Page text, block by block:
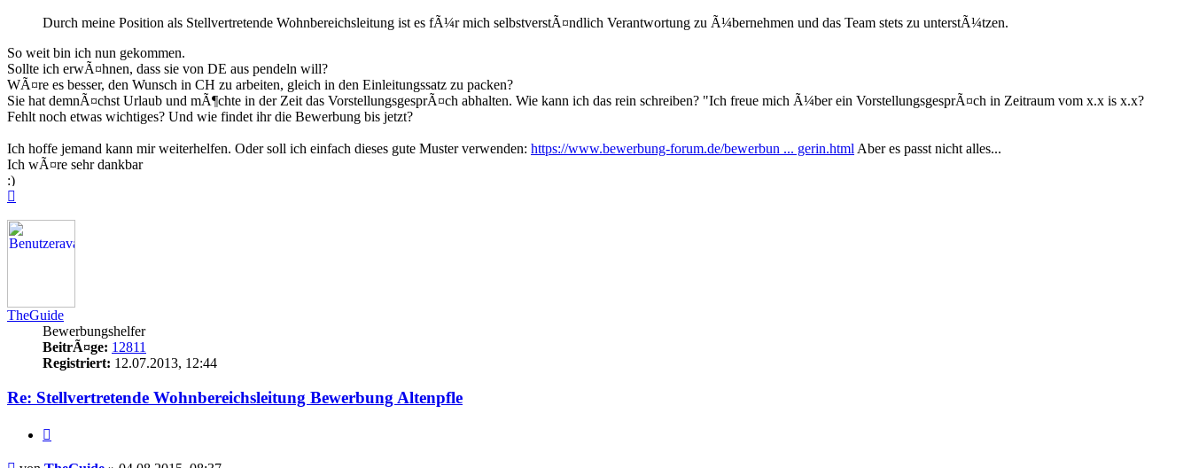
Durch meine Position als Stellvertretende Wohnbereichsleitung ist es fÃ¼r mich selbstverstÃ¤ndlich Verantwortung zu Ã¼bernehmen und das Team stets zu unterstÃ¼tzen.
So weit bin ich nun gekommen.
Sollte ich erwÃ¤hnen, dass sie von DE aus pendeln will?
WÃ¤re es besser, den Wunsch in CH zu arbeiten, gleich in den Einleitungssatz zu packen?
Sie hat demnÃ¤chst Urlaub und mÃ¶chte in der Zeit das VorstellungsgesprÃ¤ch abhalten. Wie kann ich das rein schreiben? "Ich freue mich Ã¼ber ein VorstellungsgesprÃ¤ch in Zeitraum vom x.x is x.x?
Fehlt noch etwas wichtiges? Und wie findet ihr die Bewerbung bis jetzt?
Ich hoffe jemand kann mir weiterhelfen. Oder soll ich einfach dieses gute Muster verwenden: https://www.bewerbung-forum.de/bewerbun ... gerin.htmlAber es passt nicht alles...
Ich wÃ¤re sehr dankbar
TheGuide
Bewerbungshelfer
BeitrÃ¤ge: 12811
Registriert: 12.07.2013, 12:44
Re: Stellvertretende Wohnbereichsleitung Bewerbung Altenpfle
Beitrag